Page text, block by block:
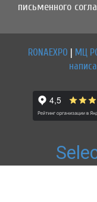
письменного
RONAEXPO МЦ